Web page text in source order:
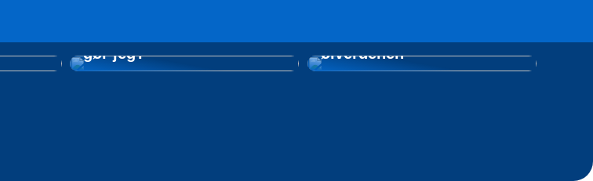
gør jeg?
ølverdenen